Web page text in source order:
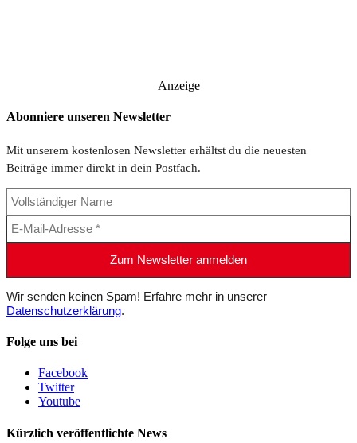
Anzeige
Abonniere unseren Newsletter
Mit unserem kostenlosen Newsletter erhältst du die neuesten
Beiträge immer direkt in dein Postfach.
Wir senden keinen Spam! Erfahre mehr in unserer
Datenschutzerklärung.
Folge uns bei
Facebook
Twitter
Youtube
Kürzlich veröffentlichte News